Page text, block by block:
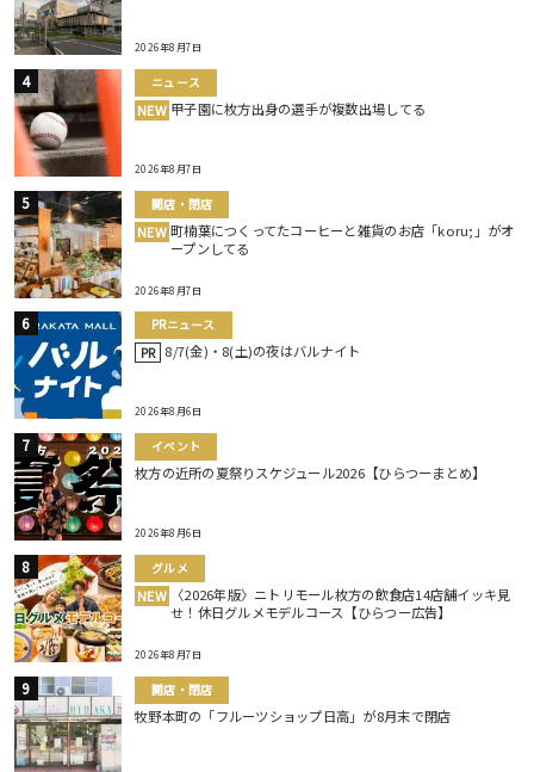
2026年8月7日
ニュース
NEW 甲子園に枚方出身の選手が複数出場してる
2026年8月7日
開店・閉店
NEW 町楠葉につくってたコーヒーと雑貨のお店「koru;」がオ
ープンしてる
2026年8月7日
PRニュース
PR 8/7(金)・8(土)の夜はバルナイト
2026年8月6日
イベント
枚方の近所の夏祭りスケジュール2026【ひらつーまとめ】
2026年8月6日
グルメ
NEW 〈2026年版〉ニトリモール枚方の飲食店14店舗イッキ見
せ！休日グルメモデルコース【ひらつー広告】
2026年8月7日
開店・閉店
牧野本町の「フルーツショップ日高」が8月末で閉店